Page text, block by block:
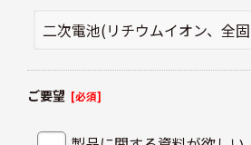
ご要望 [必須]